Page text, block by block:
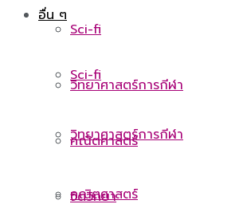
อื่น ๆ
Sci-fi
วิทยาศาสตร์การกีฬา
คณิตศาสตร์
Sci-fi
วิทยาศาสตร์การกีฬา
คณิตศาสตร์
จิตวิทยา